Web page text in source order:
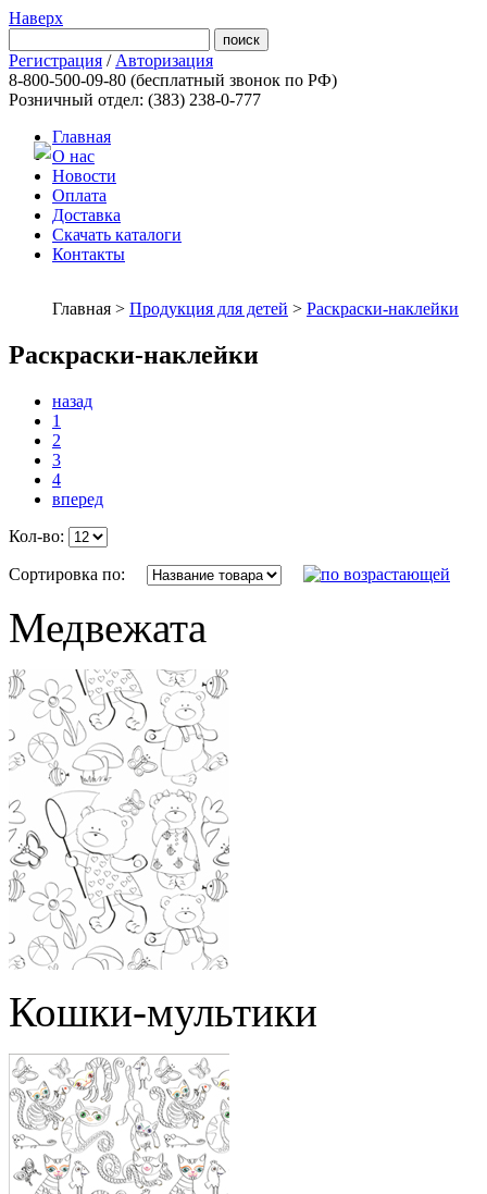
Наверх
Регистрация / Авторизация
8-800-500-09-80 (бесплатный звонок по РФ)
Розничный отдел: (383) 238-0-777
Главная
О нас
Новости
Оплата
Доставка
Скачать каталоги
Контакты
Главная > Продукция для детей > Раскраски-наклейки
Раскраски-наклейки
назад
1
2
3
4
вперед
Кол-во:
Сортировка по:
Медвежата
Кошки-мультики